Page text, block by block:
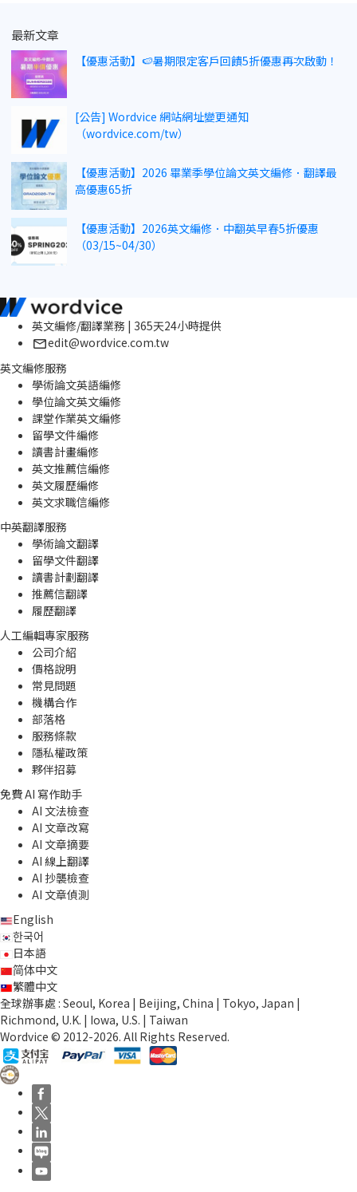
最新文章
【優惠活動】🍉暑期限定客戶回饋5折優惠再次啟動！
[公告] Wordvice 網站網址變更通知
（wordvice.com/tw）
【優惠活動】2026 畢業季學位論文英文編修．翻譯最
高優惠65折
【優惠活動】2026英文編修．中翻英早春5折優惠
（03/15~04/30）
英文編修/翻譯業務 | 365天24小時提供
edit@wordvice.com.tw
英文編修服務
學術論文英語編修
學位論文英文編修
課堂作業英文編修
留學文件編修
讀書計畫編修
英文推薦信編修
英文履歷編修
英文求職信編修
中英翻譯服務
學術論文翻譯
留學文件翻譯
讀書計劃翻譯
推薦信翻譯
履歷翻譯
人工編輯專家服務
公司介紹
價格說明
常見問題
機構合作
部落格
服務條款
隱私權政策
夥伴招募
免費 AI 寫作助手
AI 文法檢查
AI 文章改寫
AI 文章摘要
AI 線上翻譯
AI 抄襲檢查
AI 文章偵測
English
한국어
日本語
简体中文
繁體中文
全球辦事處 : Seoul, Korea | Beijing, China | Tokyo, Japan |
Richmond, U.K. | Iowa, U.S. | Taiwan
Wordvice © 2012-2026. All Rights Reserved.